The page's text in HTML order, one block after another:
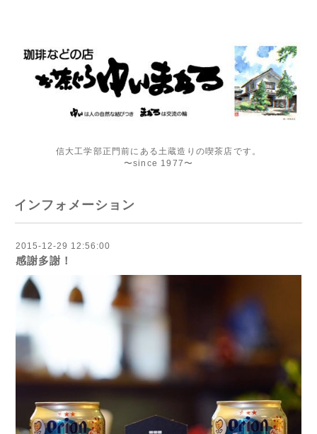
信大工学部正門前にある土蔵造りの喫茶店です。
〜since 1977〜
インフォメーション
2015-12-29 12:56:00
感謝多謝！